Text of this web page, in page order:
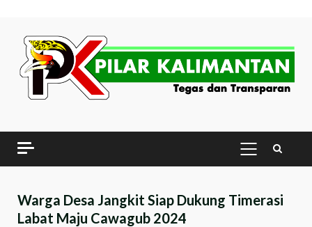
content
PRIMARY
MENU
Warga Desa Jangkit Siap Dukung Timerasi
Labat Maju Cawagub 2024